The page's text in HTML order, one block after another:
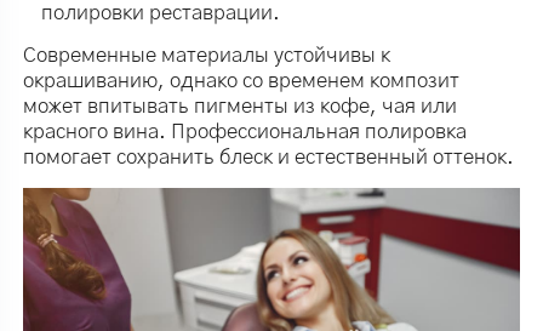
полировки реставрации.
Современные материалы устойчивы к
окрашиванию, однако со временем композит
может впитывать пигменты из кофе, чая или
красного вина. Профессиональная полировка
помогает сохранить блеск и естественный оттенок.